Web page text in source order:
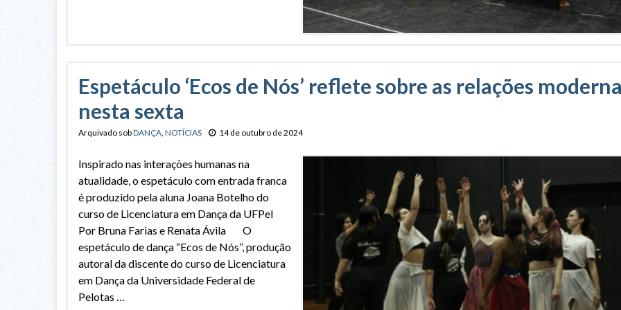
Espetáculo ‘Ecos de Nós’ reflete sobre as relações
nesta sexta
Arquivado sobDANÇA, NOTÍCIAS 14 de outubro de 2024
Inspirado nas interações humanas na
atualidade, o espetáculo com entrada franca
é produzido pela aluna Joana Botelho do
curso de Licenciatura em Dança da UFPel
Por Bruna Farias e Renata Ávila O
espetáculo de dança “Ecos de Nós”, produção
autoral da discente do curso de Licenciatura
em Dança da Universidade Federal de
Pelotas …